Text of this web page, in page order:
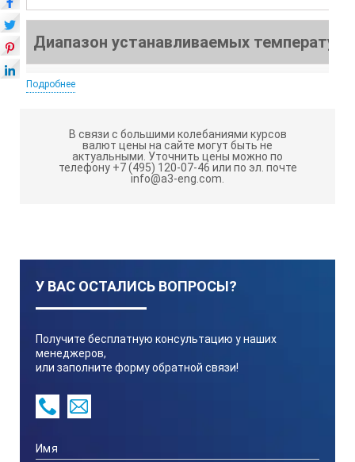
Диапазон устанавливаемых температур
10 до 60°C (вода)
Точность постоянной температуры
Метод PID контроля при использовании термомодуля
Энергопотребление
430BA
Скорость потока
Подробнее
В связи с большими колебаниями курсов
валют цены на сайте могут быть не
актуальными. Уточнить цены можно по
телефону +7 (495) 120-07-46 или по эл. почте
info@a3-eng.com.
У ВАС ОСТАЛИСЬ ВОПРОСЫ?
Получите бесплатную консультацию у наших
менеджеров,
или заполните форму обратной связи!